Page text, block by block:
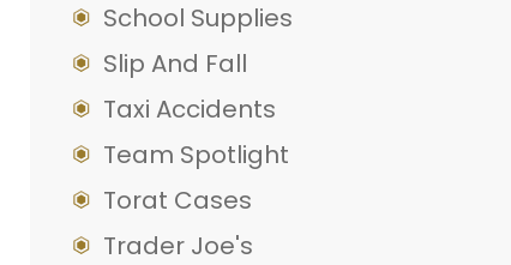
School Supplies
Slip And Fall
Taxi Accidents
Team Spotlight
Torat Cases
Trader Joe's